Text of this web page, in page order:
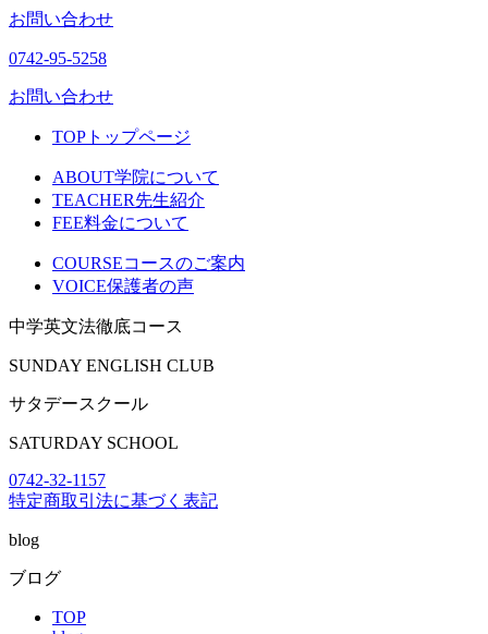
お問い合わせ
0742-95-5258
お問い合わせ
TOP トップページ
ABOUT学院について
TEACHER先生紹介
FEE料金について
COURSEコースのご案内
VOICE保護者の声
中学英文法徹底コース
SUNDAY ENGLISH CLUB
サタデースクール
SATURDAY SCHOOL
0742-32-1157
特定商取引法に基づく表記
blog
ブログ
TOP